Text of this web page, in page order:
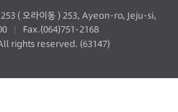
253 ( 오라이동 ) 253, Ayeon-ro, Jeju-si,
|
Fax.(064)751-2168
rights reserved. (63147)